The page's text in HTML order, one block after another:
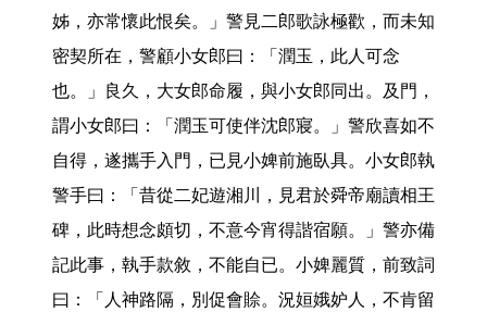
姊，亦常懷此恨矣。」警見二郎歌詠極歡，而未知
密契所在，警顧小女郎曰：「潤玉，此人可念
也。」良久，大女郎命履，與小女郎同出。及門，
謂小女郎曰：「潤玉可使伴沈郎寢。」警欣喜如不
自得，遂攜手入門，已見小婢前施臥具。小女郎執
警手曰：「昔從二妃遊湘川，見君於舜帝廟讀相王
碑，此時想念頗切，不意今宵得諧宿願。」警亦備
記此事，執手款敘，不能自已。小婢麗質，前致詞
曰：「人神路隔，別促會賒。況姮娥妒人，不肯留